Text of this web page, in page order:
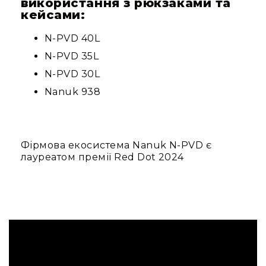
використання з рюкзаками та
кейсами:
N-PVD 40L
N-PVD 35L
N-PVD 30L
Nanuk 938
Фірмова екосистема Nanuk N-PVD є
лауреатом премії Red Dot 2024